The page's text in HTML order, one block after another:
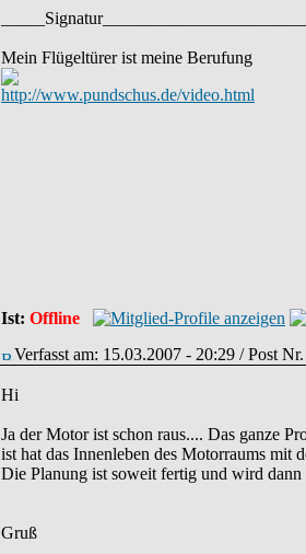
Mein Flügeltürer ist meine Berufung
http://www.pundschus.de/video.html
Ist: Offline
Verfasst am: 15.03.2007 - 20:29 / Post
Hi
Ja der Motor ist schon raus.... Das ganze
ist hat das Innenleben des Motorraums mit
Die Planung ist soweit fertig und wird
Gruß